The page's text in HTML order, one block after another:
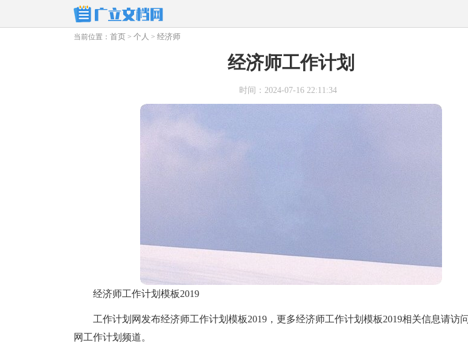
当前位置： 首页 > 个人 > 经济师
经济师工作计划
时间：2024-07-16 22:11:34
经济师工作计划模板2019
工作计划网发布经济师工作计划模板2019，更多经济师工作计划模板2019相关信息请访
网工作计划频道。